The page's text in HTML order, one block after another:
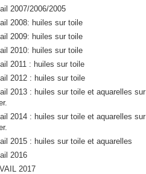
2007/2006/2005
2008: huiles sur toile
2009: huiles sur toile
2010: huiles sur toile
2011 : huiles sur toile
2012 : huiles sur toile
2013 : huiles sur toile et aquarelles sur
2014 : huiles sur toile et aquarelles sur
2015 : huiles sur toile et aquarelles
2016
2017